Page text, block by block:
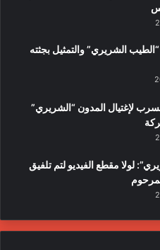
الشريري” والتمثيل بجثته
لإغتيال المدون “الشريري”
لولا مقطع الفيديو لتم تلفيق